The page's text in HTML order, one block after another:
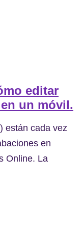
editar
un móvil.
están cada vez
en
Online. La